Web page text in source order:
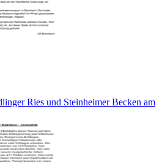
Ries und Steinheimer Becken am